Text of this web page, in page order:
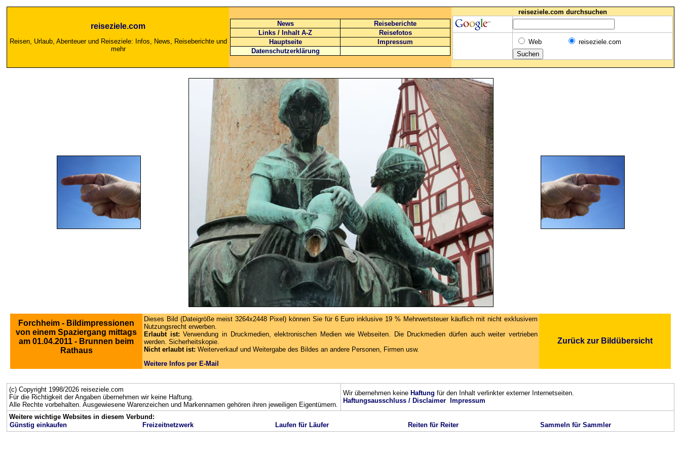
reiseziele.com
Reisen, Urlaub, Abenteuer und Reiseziele: Infos, News, Reiseberichte und
mehr
News
Reiseberichte
Links / Inhalt A-Z
Reisefotos
Hauptseite
Impressum
Datenschutzerklärung
reiseziele.com durchsuchen
Web reiseziele.com
Forchheim - Bildimpressionen
von einem Spaziergang mittags
am 01.04.2011 - Brunnen beim
Rathaus
Dieses Bild (Dateigröße meist 3264x2448 Pixel) können Sie für 6 Euro inklusive 19 % Mehrwertsteuer käuflich mit nicht exklusivem
Nutzungsrecht erwerben.
Erlaubt ist:Verwendung in Druckmedien, elektronischen Medien wie Webseiten. Die Druckmedien dürfen auch weiter vertrieben
werden. Sicherheitskopie.
Nicht erlaubt ist: Weiterverkauf und Weitergabe des Bildes an andere Personen, Firmen usw.
Weitere Infos per E-Mail
Zurück zur Bildübersicht
(c) Copyright 1998/2026 reiseziele.com
Für die Richtigkeit der Angaben übernehmen wir keine Haftung.
Alle Rechte vorbehalten. Ausgewiesene Warenzeichen und Markennamen gehören ihren jeweiligen Eigentümern.
Wir übernehmen keine Haftung für den Inhalt verlinkter externer Internetseiten.
Haftungsausschluss / Disclaimer
Impressum
Weitere wichtige Websites in diesem Verbund:
Günstig einkaufen
Freizeitnetzwerk Laufen für Läufer Reiten für Reiter Sammeln für Sammler